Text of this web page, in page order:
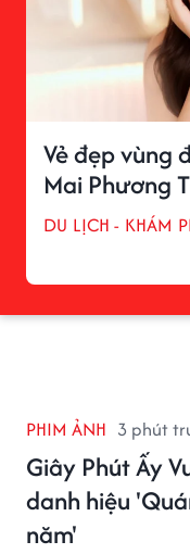
Vẻ đẹp vùng
Mai Phương
DU LỊCH - KHÁM
PHIM ẢNH 3 phút
Giây Phút Ấy
danh hiệu
năm'